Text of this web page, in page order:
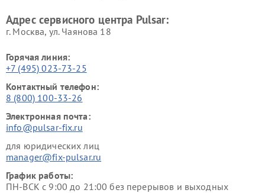
Адрес сервисного центра Pulsar:
г. Москва, ул. Чаянова 18
Горячая линия:
+7 (495) 023-73-25
Контактный телефон:
8 (800) 100-33-26
Электронная почта:
info@pulsar-fix.ru
для юридических лиц
manager@fix-pulsar.ru
График работы:
ПН-ВСК с 9:00 до 21:00 без перерывов и выходных